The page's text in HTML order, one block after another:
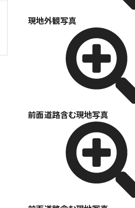
現地外観写真
前面道路含む現地写真